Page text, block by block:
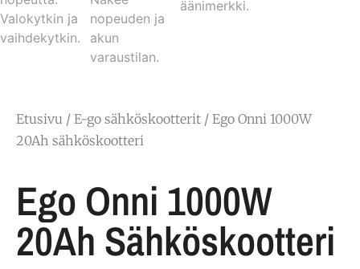
Etusivu / E-go sähköskootterit / Ego Onni 1000W
20Ah sähköskootteri
Ego Onni 1000W
20Ah Sähköskootteri